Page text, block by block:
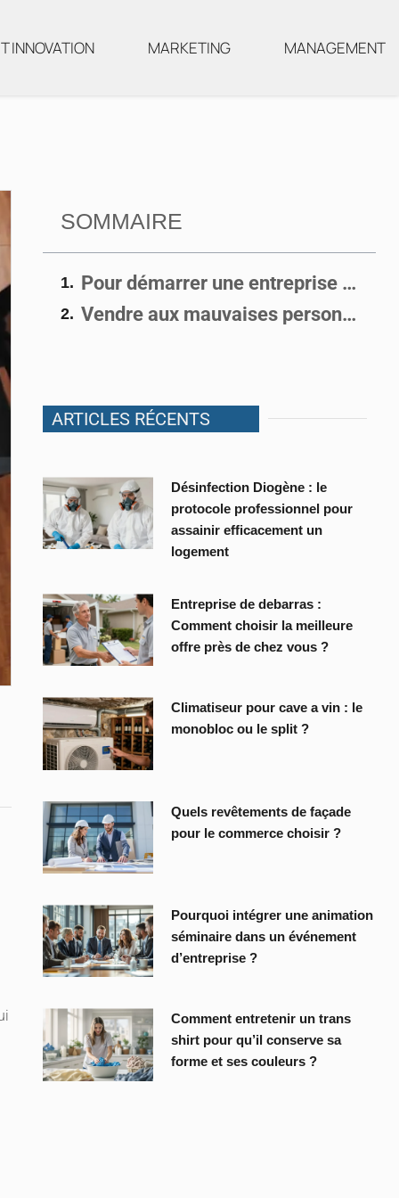
INNOVATION MARKETING MANAGEMENT
SOMMAIRE
Pour démarrer une entreprise individuelle, il faut démarrer !
Vendre aux mauvaises personnes les produits ou services de votre entreprise
ARTICLES RÉCENTS
Désinfection Diogène : le
protocole professionnel pour
assainir efficacement un
logement
Entreprise de debarras :
Comment choisir la meilleure
offre près de chez vous ?
Climatiseur pour cave a vin : le
monobloc ou le split ?
Quels revêtements de façade
pour le commerce choisir ?
Pourquoi intégrer une animation
séminaire dans un événement
d’entreprise ?
Comment entretenir un trans
shirt pour qu’il conserve sa
forme et ses couleurs ?